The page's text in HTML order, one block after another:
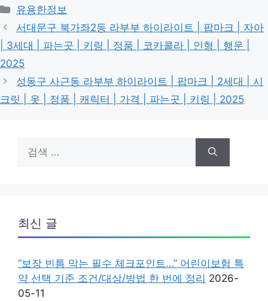
카
테
고
리
유용한정보
서대문구 북가좌2동 라부부 하이라이트 | 팝마크 | 자아
| 3세대 | 파는곳 | 키링 | 정품 | 코카콜라 | 인형 | 행운 |
2025
성동구 사근동 라부부 하이라이트 | 팝마크 | 2세대 | 시
크릿 | 옷 | 정품 | 캐릭터 | 가격 | 파는곳 | 키링 | 2025
색:
최신 글
“보장 빈틈 막는 필수 체크포인트…” 어린이보험 특
약 선택 기준 조건/대상/방법 한 번에 정리 2026-
05-11